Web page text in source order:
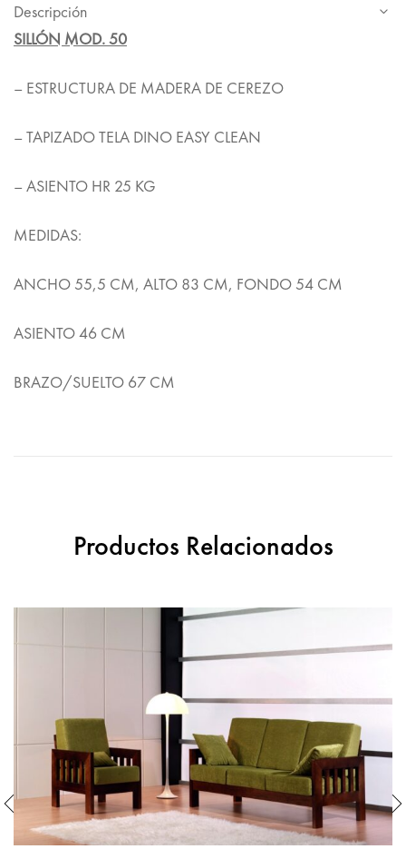
Descripción
SILLÓN MOD. 50
– ESTRUCTURA DE MADERA DE CEREZO
– TAPIZADO TELA DINO EASY CLEAN
– ASIENTO HR 25 KG
MEDIDAS:
ANCHO 55,5 CM, ALTO 83 CM, FONDO 54 CM
ASIENTO 46 CM
BRAZO/SUELTO 67 CM
Productos Relacionados